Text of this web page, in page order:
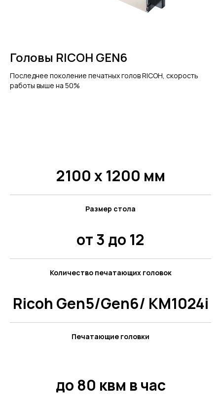
Головы RICOH GEN6
Последнее поколение печатных голов RICOH, скорость
работы выше на 50%
2100 х 1200 мм
Размер стола
от 3 до 12
Количество печатающих головок
Ricoh Gen5/Gen6/ KM1024i
Печатающие головки
до 80 квм в час